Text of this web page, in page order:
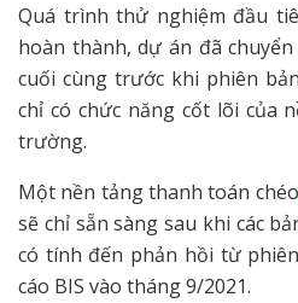
Quá trình thử nghiệm đầu
hoàn thành, dự án đã
cuối cùng trước khi phiên
chỉ có chức năng cốt lõi của
trường.
Một nền tảng thanh toán chéo
sẽ chỉ sẵn sàng sau khi các
có tính đến phản hồi từ
cáo BIS vào tháng 9/2021.